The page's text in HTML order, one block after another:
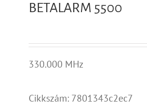
BETALARM 5500
330.000 MHz
Cikkszám: 7801343c2ec7